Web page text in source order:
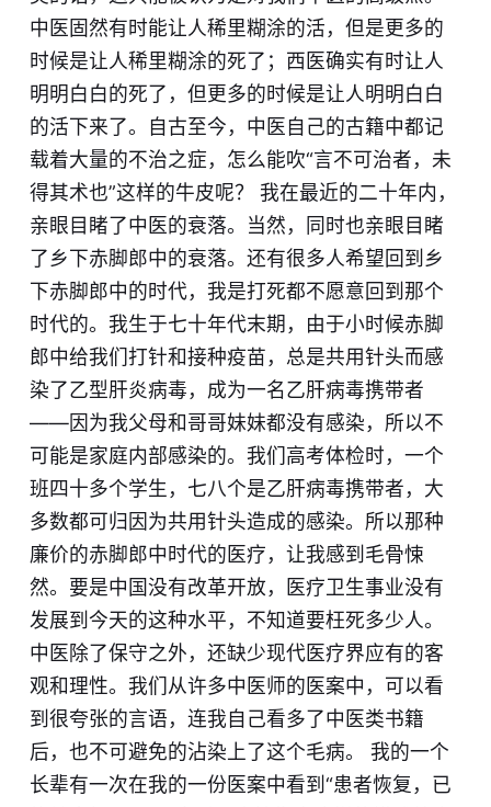
中医固然有时能让人稀里糊涂的活，但是更多的
时候是让人稀里糊涂的死了；西医确实有时让人
明明白白的死了，但更多的时候是让人明明白白
的活下来了。自古至今，中医自己的古籍中都记
载着大量的不治之症，怎么能吹“言不可治者，未
得其术也”这样的牛皮呢？ 我在最近的二十年内，
亲眼目睹了中医的衰落。当然，同时也亲眼目睹
了乡下赤脚郎中的衰落。还有很多人希望回到乡
下赤脚郎中的时代，我是打死都不愿意回到那个
时代的。我生于七十年代末期，由于小时候赤脚
郎中给我们打针和接种疫苗，总是共用针头而感
染了乙型肝炎病毒，成为一名乙肝病毒携带者
——因为我父母和哥哥妹妹都没有感染，所以不
可能是家庭内部感染的。我们高考体检时，一个
班四十多个学生，七八个是乙肝病毒携带者，大
多数都可归因为共用针头造成的感染。所以那种
廉价的赤脚郎中时代的医疗，让我感到毛骨悚
然。要是中国没有改革开放，医疗卫生事业没有
发展到今天的这种水平，不知道要枉死多少人。
中医除了保守之外，还缺少现代医疗界应有的客
观和理性。我们从许多中医师的医案中，可以看
到很夸张的言语，连我自己看多了中医类书籍
后，也不可避免的沾染上了这个毛病。 我的一个
长辈有一次在我的一份医案中看到“患者恢复，已